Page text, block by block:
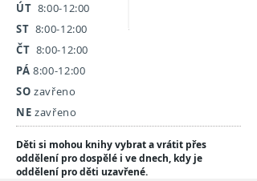
ÚT 8:00-12:00
ST 8:00-12:00
ČT 8:00-12:00
PÁ 8:00-12:00
SO zavřeno
NE zavřeno
Děti si mohou knihy vybrat a vrátit přes
oddělení pro dospělé i ve dnech, kdy je
oddělení pro děti uzavřené.